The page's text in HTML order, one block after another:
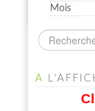
Mois
A